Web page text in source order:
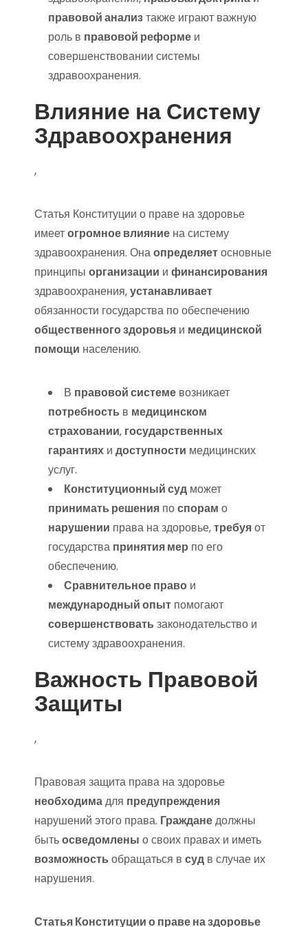
правовой анализтакже играют важную
роль в правовой реформе и
совершенствовании системы
здравоохранения.
Влияние на Систему
Здравоохранения
,
Статья Конституции о праве на здоровье
имеетогромное влияние на систему
здравоохранения. Онаопределяетосновные
принципы организации и финансирования
здравоохранения‚устанавливает
обязанности государства по обеспечению
общественного здоровья и медицинской
помощи населению.
В правовой системе возникает
потребность в медицинском
страховании‚ государственных
гарантиях и доступности медицинских
услуг.
Конституционный суд может
принимать решения поспорам о
нарушении права на здоровье‚требуяот
государства принятия мер по его
обеспечению.
Сравнительное право и
международный опыт помогают
совершенствовать законодательство и
систему здравоохранения.
Важность Правовой
Защиты
,
Правовая защита права на здоровье
необходимадля предупреждения
нарушений этого права. Гражданедолжны
бытьосведомлены о своих правах и иметь
возможность обращаться в суд в случае их
нарушения.
Статья Конституции о праве на здоровье